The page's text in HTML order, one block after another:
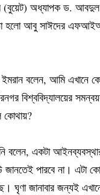
(বুয়েট) অধ্যাপক ড.
হলো আবু সাঈদের
ইমরান বলেন, আমি
বিশ্ববিদ্যালয়ের
কোথায়?
বলেন, একটা
পারবে না। এটা
ঘৃণা জানাবার জন্যই